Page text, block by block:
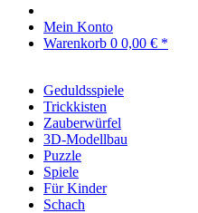
Mein Konto
Warenkorb 0 0,00 € *
Geduldsspiele
Trickkisten
Zauberwürfel
3D-Modellbau
Puzzle
Spiele
Für Kinder
Schach